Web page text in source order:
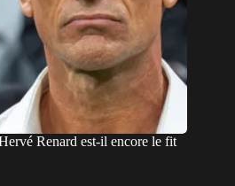
Renard est-il encore le fit